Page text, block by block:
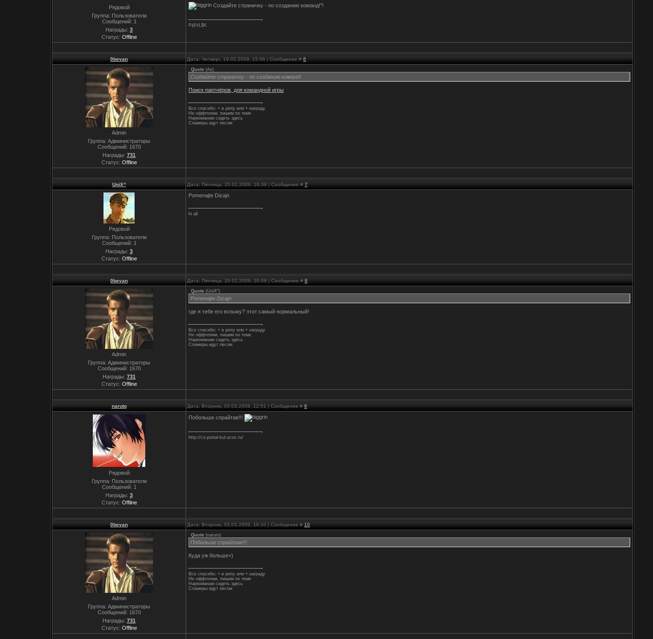
Рядовой
Группа: Пользователи
Сообщений: 1
Награды: 3
Статус: Offline
Создайте страничку - по созданию команд!"!
P@VL$K
0bevan Дата: Четверг, 19.02.2009, 15:06 | Сообщение # 6
Admin
Группа: Администраторы
Сообщений: 1670
Награды: 731
Статус: Offline
Quote (As)
Создайте страничку - по созданию команд!
Поиск партнёров, для командной игры
Все спасибо: + в репу или + награду
Не оффтопим, пишим по теме
Наркоманам сидеть здесь
Спамеры идут лесом
UniX^ Дата: Пятница, 20.02.2009, 16:39 | Сообщение # 7
Рядовой
Группа: Пользователи
Сообщений: 1
Награды: 3
Статус: Offline
Pomenajte Dizajn
hi all
0bevan Дата: Пятница, 20.02.2009, 20:09 | Сообщение # 8
Admin
Группа: Администраторы
Сообщений: 1670
Награды: 731
Статус: Offline
Quote (UniX^)
Pomenajte Dizajn
где я тебе его возьму? этот самый нормальный!
Все спасибо: + в репу или + награду
Не оффтопим, пишим по теме
Наркоманам сидеть здесь
Спамеры идут лесом
naruto Дата: Вторник, 03.03.2009, 12:51 | Сообщение # 9
Рядовой
Группа: Пользователи
Сообщений: 1
Награды: 3
Статус: Offline
Побольше спрайтав!!!
http://cs-portal-kul.ucoz.ru/
0bevan Дата: Вторник, 03.03.2009, 16:10 | Сообщение # 10
Admin
Группа: Администраторы
Сообщений: 1670
Награды: 731
Статус: Offline
Quote (naruto)
Побольше спрайтав!!!
Куда уж больше+)
Все спасибо: + в репу или + награду
Не оффтопим, пишим по теме
Наркоманам сидеть здесь
Спамеры идут лесом